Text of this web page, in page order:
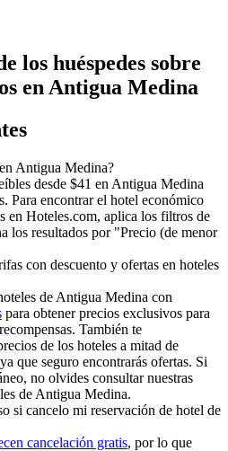
los huéspedes sobre
en Antigua Medina
Antigua Medina?
desde $41 en Antigua Medina
Para encontrar el hotel económico
en Hoteles.com, aplica los filtros de
los resultados por "Precio (de menor
con descuento y ofertas en hoteles
de Antigua Medina con
para obtener precios exclusivos para
También te
de los hoteles a mitad de
que seguro encontrarás ofertas. Si
no olvides consultar nuestras
de Antigua Medina.
si cancelo mi reservación de hotel de
cancelación gratis, por lo que